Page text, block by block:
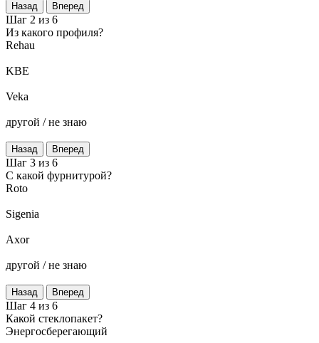
Назад Вперед
Шаг 2 из 6
Из какого профиля?
Rehau
KBE
Veka
другой / не знаю
Назад Вперед
Шаг 3 из 6
C какой фурнитурой?
Roto
Sigenia
Axor
другой / не знаю
Назад Вперед
Шаг 4 из 6
Какой стеклопакет?
Энергосберегающий